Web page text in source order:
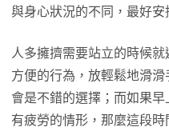
與身心狀況的不同，最好安
人多擁擠需要站立的時候
方便的行為，放輕鬆地滑
會是不錯的選擇；而如果
有疲勞的情形，那麼這段